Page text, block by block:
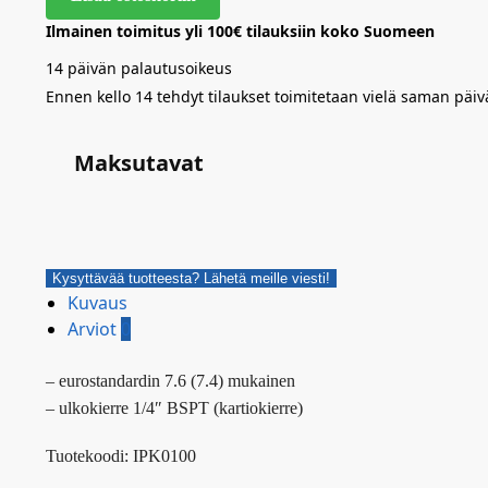
Ilmainen toimitus yli 100€ tilauksiin koko Suomeen
14 päivän palautusoikeus
Ennen kello 14 tehdyt tilaukset toimitetaan vielä saman
Maksutavat
Kysyttävää tuotteesta? Lähetä meille viesti!
Kuvaus
Arviot 0
– eurostandardin 7.6 (7.4) mukainen
– ulkokierre 1/4″ BSPT (kartiokierre)
Tuotekoodi: IPK0100